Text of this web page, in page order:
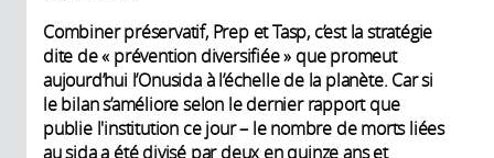
Combiner préservatif, Prep et Tasp, c’est la stratégie
dite de « prévention diversifiée » que promeut
aujourd’hui l’Onusida à l’échelle de la planète. Car si
le bilan s’améliore selon le dernier rapport que
publie l'institution ce jour – le nombre de morts liées
au sida a été divisé par deux en quinze ans et